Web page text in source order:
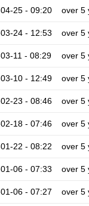
25 - 09:20 over 5
24 - 12:53 over 5
11 - 08:29 over 5
10 - 12:49 over 5
23 - 08:46 over 5
18 - 07:46 over 5
22 - 08:22 over 5
06 - 07:33 over 5
06 - 07:27 over 5